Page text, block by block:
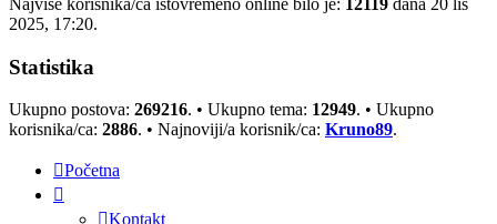
Najviše korisnika/ca istovremeno online bilo je: 12119 dana 20 lis
2025, 17:20.
Statistika
Ukupno postova: 269216. • Ukupno tema: 12949. • Ukupno
korisnika/ca: 2886. • Najnoviji/a korisnik/ca: Kruno89.
Početna
Kontakt